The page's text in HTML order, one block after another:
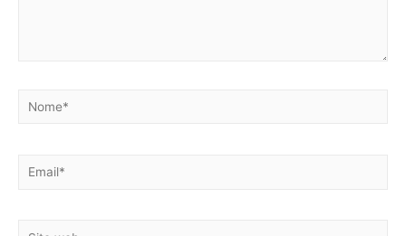
Nome*
Email*
Sito